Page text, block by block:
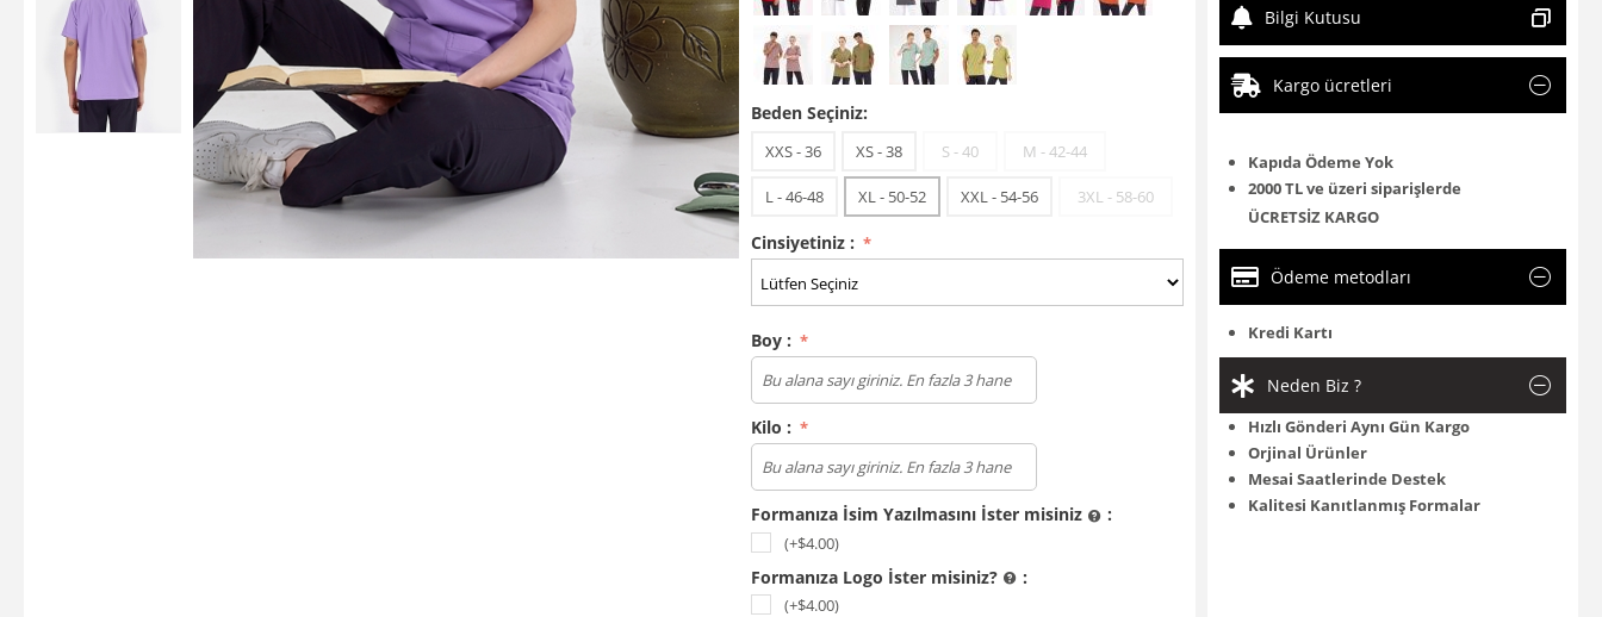
Beden Seçiniz:
XXS - 36 XS - 38 S - 40 M - 42-44
L - 46-48 XL - 50-52 XXL - 54-56 3XL - 58-60
Cinsiyetiniz :
Boy :
Kilo :
Formanıza İsim Yazılmasını İster misiniz :
(+$4.00)
Formanıza Logo İster misiniz? :
(+$4.00)
Bilgi Kutusu
Kargo ücretleri
Kapıda Ödeme Yok
2000 TL ve üzeri siparişlerde
ÜCRETSİZ KARGO
Ödeme metodları
Kredi Kartı
Neden Biz ?
Hızlı Gönderi Aynı Gün Kargo
Orjinal Ürünler
Mesai Saatlerinde Destek
Kalitesi Kanıtlanmış Formalar